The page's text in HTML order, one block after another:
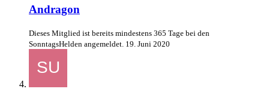
Andragon
Dieses Mitglied ist bereits mindestens 365 Tage bei den
SonntagsHelden angemeldet. 19. Juni 2020